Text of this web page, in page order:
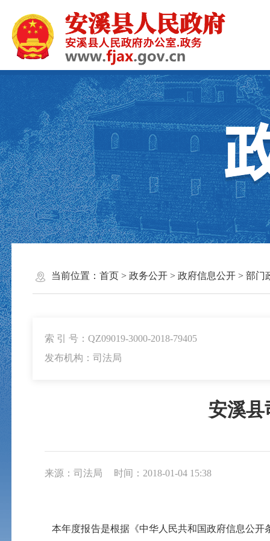
当前位置： 首页> 政务公开> 政府信息公开> 部门
索 引 号：QZ09019-3000-2018-79405
发布机构：司法局
安溪县
来源：司法局 时间：2018-01-04 15:38
本年度报告是根据《中华人民共和国政府信息公